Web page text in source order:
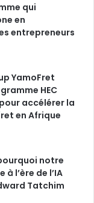
qui
en
entrepreneurs
YamoFret
HEC
accélérer la
en Afrique
notre
l’ère de l’IA
Tatchim